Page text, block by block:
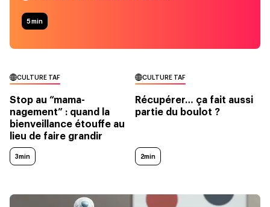
5min
CULTURE TAF
Stop au “mama-
nagement” : quand la
bienveillance étouffe au
lieu de faire grandir
3min
CULTURE TAF
Récupérer… ça fait aussi
partie du boulot ?
2min